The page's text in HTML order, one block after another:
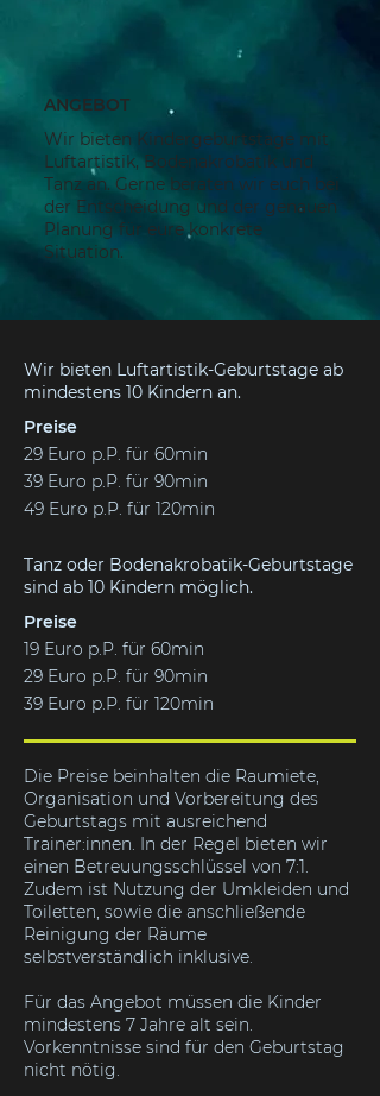
Wir bieten Kindergeburtstage mit
Luftartistik, Bodenakrobatik und
Tanz an. Gerne beraten wir euch bei
der Entscheidung und der genauen
Planung für eure konkrete
Situation.
ANGEBOT
Wir bieten Luftartistik-Geburtstage ab
mindestens 10 Kindern an.
Preise
29 Euro p.P. für 60min
39 Euro p.P. für 90min
49 Euro p.P. für 120min
Tanz oder Bodenakrobatik-Geburtstage
sind ab 10 Kindern möglich.
Preise
19 Euro p.P. für 60min
29 Euro p.P. für 90min
39 Euro p.P. für 120min
Die Preise beinhalten die Raumiete,
Organisation und Vorbereitung des
Geburtstags mit ausreichend
Trainer:innen. In der Regel bieten wir
einen Betreuungsschlüssel von 7:1.
Zudem ist Nutzung der Umkleiden und
Toiletten, sowie die anschließende
Reinigung der Räume
selbstverständlich inklusive.
Für das Angebot müssen die Kinder
mindestens 7 Jahre alt sein.
Vorkenntnisse sind für den Geburtstag
nicht nötig.